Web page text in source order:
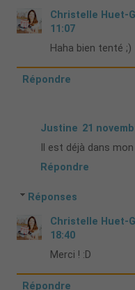
Christelle Huet-
11:07
Haha bien tenté ;)
Répondre
Justine 21
Il est déjà dans
Répondre
Réponses
Christelle Huet-
18:40
Merci ! :D
Répondre